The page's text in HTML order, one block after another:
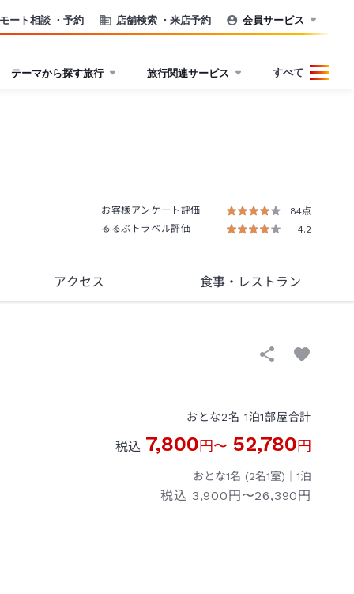
ート相談 ・予約 店舗検索 ・来店予約 会員サービス
テーマから探す旅行 旅行関連サービス すべて
お客様アンケート評価
84点
るるぶトラベル評価
4.2
アクセス 食事・レストラン
おとな2名 1泊1部屋合計
税込 7,800円〜 52,780円
おとな1名 (2名1室)｜ 1泊
税込 3,900円〜26,390円